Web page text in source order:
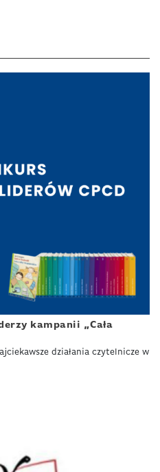
kampanii „Cała
działania czytelnicze w